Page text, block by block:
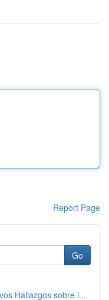
Report Page
Go
Hallazgos sobre l...